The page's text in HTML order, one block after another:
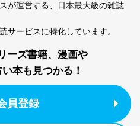
が運営する、
日本最大級の雑誌
サービスに特化しています。
ーズ書籍、漫画や
本も見つかる！
員登録